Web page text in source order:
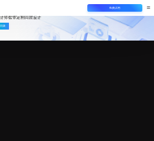
免费试用
师帮你定制同款设计
款